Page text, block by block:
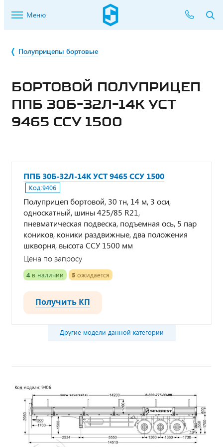
Меню
Полуприцепы бортовые
БОРТОВОЙ ПОЛУПРИЦЕП
ППБ 30Б-32Л-14К УСТ
9465 ССУ 1500
ППБ 30Б-32Л-14К УСТ 9465 ССУ 1500
Код:9406
Полуприцеп бортовой, 30 тн, 14 м, 3 оси,
односкатный, шины 425/85 R21,
пневматическая подвеска, подъемная ось, 5 пар
коников, коники раздвижные, два положения
шкворня, высота ССУ 1500 мм
Цена по запросу
4 в наличии 5 ожидается
Получить КП
Другие модели данной категории